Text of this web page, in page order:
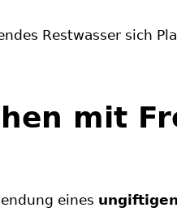
Restwasser sich
mit
eines